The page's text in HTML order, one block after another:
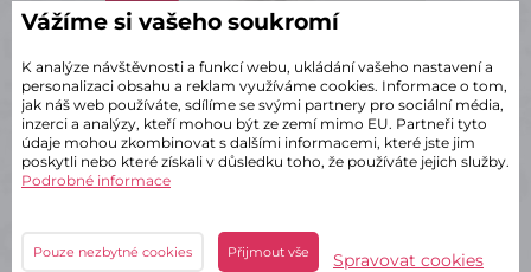
DK0413
Vážíme si vašeho soukromí
K analýze návštěvnosti a funkcí webu, ukládání vašeho nastavení a
personalizaci obsahu a reklam využíváme cookies. Informace o tom,
jak náš web používáte, sdílíme se svými partnery pro sociální média,
inzerci a analýzy, kteří mohou být ze zemí mimo EU. Partneři tyto
údaje mohou zkombinovat s dalšími informacemi, které jste jim
poskytli nebo které získali v důsledku toho, že používáte jejich služby.
Podrobné informace
Pouze nezbytné cookies Přijmout vše Spravovat cookies